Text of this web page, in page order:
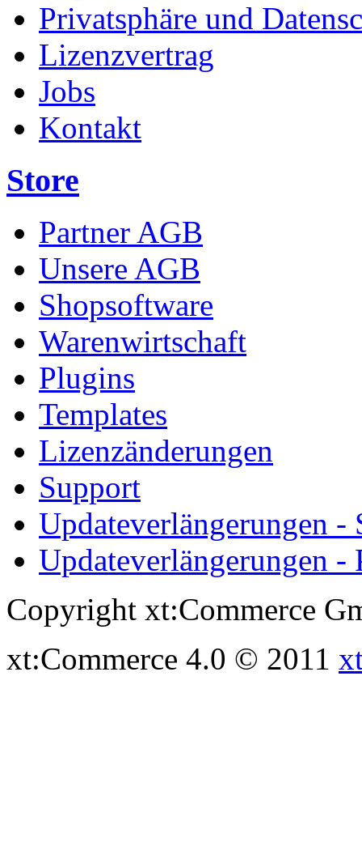
Privatsphäre und
Lizenzvertrag
Jobs
Kontakt
Store
Partner AGB
Unsere AGB
Shopsoftware
Warenwirtschaft
Plugins
Templates
Lizenzänderungen
Support
Updateverlängerungen -
Updateverlängerungen -
Copyright xt:Commerce
xt:Commerce 4.0 © 2011